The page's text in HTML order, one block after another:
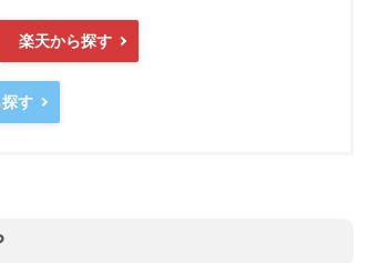
楽天から探す
す